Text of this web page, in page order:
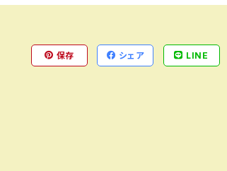
保存 シェア LINE